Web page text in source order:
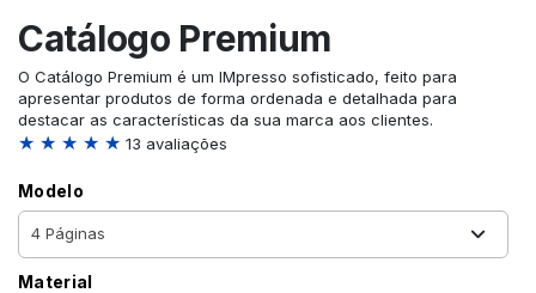
Catálogo Premium
O Catálogo Premium é um IMpresso sofisticado, feito para
apresentar produtos de forma ordenada e detalhada para
destacar as características da sua marca aos clientes.
★ ★ ★ ★ ★ 13 avaliações
Modelo
Material